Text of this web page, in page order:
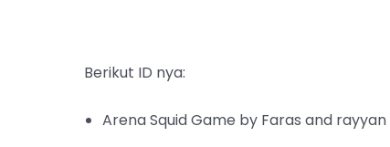
Berikut ID nya:
Arena Squid Game by Faras and rayyan